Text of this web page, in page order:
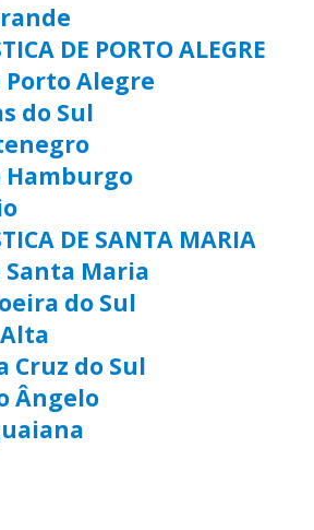
DE PORTO ALEGRE
Alegre
do Sul
Hamburgo
DE SANTA MARIA
Maria
do Sul
Cruz do Sul
Ângelo